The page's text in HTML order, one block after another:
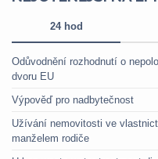
24 hod
Odůvodnění rozhodnutí o
dvoru EU
Výpověď pro nadbytečnost
Užívání nemovitosti ve
manželem rodiče